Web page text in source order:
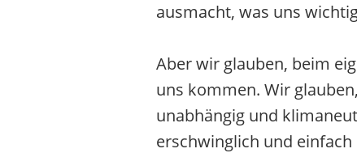
ausmacht, was uns
Aber wir glauben, beim
uns kommen. Wir
unabhängig und
erschwinglich und